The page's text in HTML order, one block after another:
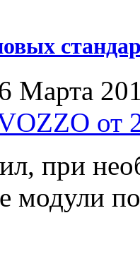
Марта
от
при
модули